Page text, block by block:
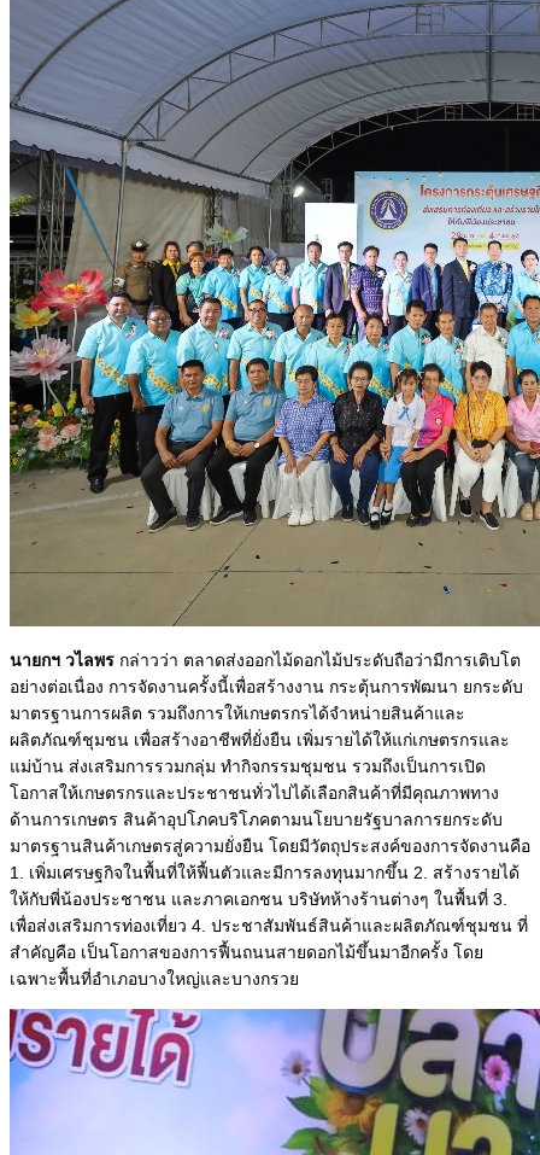
นายกฯ วไลพร กล่าวว่า ตลาดส่งออกไม้ดอกไม้ประดับถือว่ามีการเติบโต
อย่างต่อเนื่อง การจัดงานครั้งนี้เพื่อสร้างงาน กระตุ้นการพัฒนา ยกระดับ
มาตรฐานการผลิต รวมถึงการให้เกษตรกรได้จำหน่ายสินค้าและ
ผลิตภัณฑ์ชุมชน เพื่อสร้างอาชีพที่ยั่งยืน เพิ่มรายได้ให้แก่เกษตรกรและ
แม่บ้าน ส่งเสริมการรวมกลุ่ม ทำกิจกรรมชุมชน รวมถึงเป็นการเปิด
โอกาสให้เกษตรกรและประชาชนทั่วไปได้เลือกสินค้าที่มีคุณภาพทาง
ด้านการเกษตร สินค้าอุปโภคบริโภคตามนโยบายรัฐบาลการยกระดับ
มาตรฐานสินค้าเกษตรสู่ความยั่งยืน โดยมีวัตถุประสงค์ของการจัดงานคือ
1. เพิ่มเศรษฐกิจในพื้นที่ให้ฟื้นตัวและมีการลงทุนมากขึ้น 2. สร้างรายได้
ให้กับพี่น้องประชาชน และภาคเอกชน บริษัทห้างร้านต่างๆ ในพื้นที่ 3.
เพื่อส่งเสริมการท่องเที่ยว 4. ประชาสัมพันธ์สินค้าและผลิตภัณฑ์ชุมชน ที่
สำคัญคือ เป็นโอกาสของการฟื้นถนนสายดอกไม้ขึ้นมาอีกครั้ง โดย
เฉพาะพื้นที่อำเภอบางใหญ่และบางกรวย